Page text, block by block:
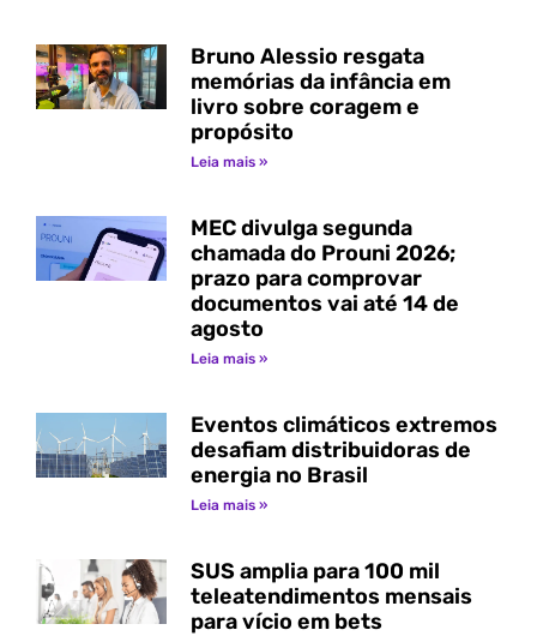
Bruno Alessio resgata
memórias da infância em
livro sobre coragem e
propósito
Leia mais »
MEC divulga segunda
chamada do Prouni 2026;
prazo para comprovar
documentos vai até 14 de
agosto
Leia mais »
Eventos climáticos extremos
desafiam distribuidoras de
energia no Brasil
Leia mais »
SUS amplia para 100 mil
teleatendimentos mensais
para vício em bets